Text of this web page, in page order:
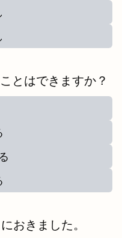
ことはできますか？
におきました。